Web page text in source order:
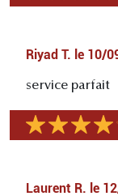
Riyad T. le 10/
service parfait
Laurent R. le